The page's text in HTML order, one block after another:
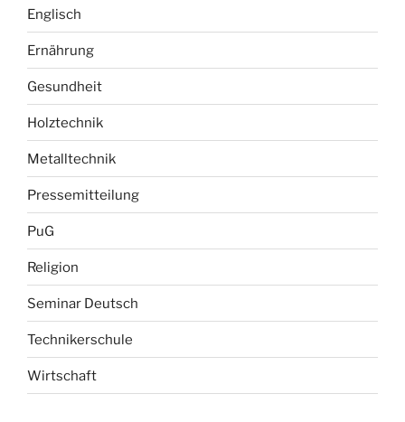
Englisch
Ernährung
Gesundheit
Holztechnik
Metalltechnik
Pressemitteilung
PuG
Religion
Seminar Deutsch
Technikerschule
Wirtschaft